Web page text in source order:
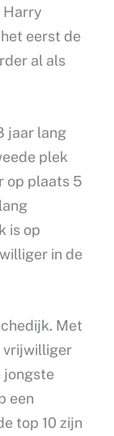
Harry
eerst de
al als
jaar lang
plek
op plaats 5
is op
in de
Met
vrijwilliger
jongste
een
top 10 zijn